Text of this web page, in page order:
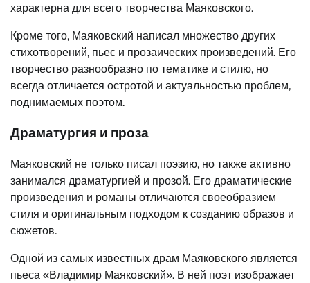
характерна для всего творчества Маяковского.
Кроме того, Маяковский написал множество других
стихотворений, пьес и прозаических произведений. Его
творчество разнообразно по тематике и стилю, но
всегда отличается остротой и актуальностью проблем,
поднимаемых поэтом.
Драматургия и проза
Маяковский не только писал поэзию, но также активно
занимался драматургией и прозой. Его драматические
произведения и романы отличаются своеобразием
стиля и оригинальным подходом к созданию образов и
сюжетов.
Одной из самых известных драм Маяковского является
пьеса «Владимир Маяковский». В ней поэт изображает